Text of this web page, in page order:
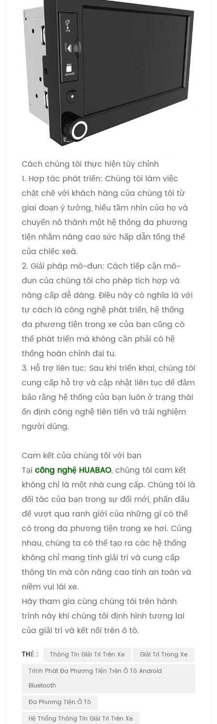
Cách chúng tôi thực hiện tùy chỉnh
1. Hợp tác phát triển: Chúng tôi làm việc
chặt chẽ với khách hàng của chúng tôi từ
giai đoạn ý tưởng, hiểu tầm nhìn của họ và
chuyển nó thành một hệ thống đa phương
tiện nhằm nâng cao sức hấp dẫn tổng thể
của chiếc xeâ.
2. Giải pháp mô-đun: Cách tiếp cận mô-
đun của chúng tôi cho phép tích hợp và
nâng cấp dễ dàng. Điều này có nghĩa là với
tư cách là công nghệ phát triển, hệ thống
đa phương tiện trong xe của bạn cũng có
thể phát triển mà không cần phải có hệ
thống hoàn chỉnh đại tu.
3. Hỗ trợ liên tục: Sau khi triển khai, chúng tôi
cung cấp hỗ trợ và cập nhật liên tục để đảm
bảo rằng hệ thống của bạn luôn ở trạng thái
ổn định công nghệ tiên tiến và trải nghiệm
người dùng.
Cam kết của chúng tôi với bạn
Tại công nghệ HUABAO, chúng tôi cam kết
không chỉ là một nhà cung cấp. Chúng tôi là
đối tác của bạn trong sự đổi mới, phấn đấu
để vượt qua ranh giới của những gì có thể
có trong đa phương tiện trong xe hơi. Cùng
nhau, chúng ta có thể tạo ra các hệ thống
không chỉ mang tính giải trí và cung cấp
thông tin mà còn nâng cao tính an toàn và
niềm vui lái xe.
Hãy tham gia cùng chúng tôi trên hành
trình này khi chúng tôi định hình tương lai
của giải trí và kết nối trên ô tô.
THẺ : Thông Tin Giải Trí Trên Xe
Giải Trí Trong Xe
Trình Phát Đa Phương Tiện Trên Ô Tô Android
Bluetooth
Đa Phương Tiện Ô Tô
Hệ Thống Thông Tin Giải Trí Trên Xe